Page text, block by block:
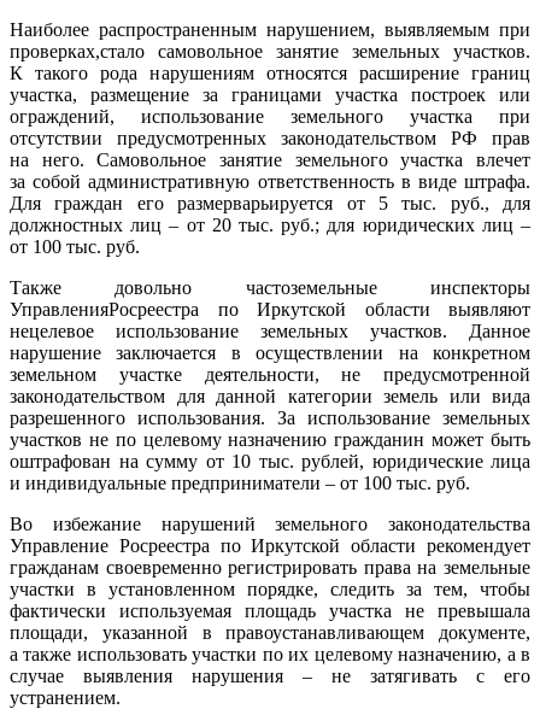
Наиболее распространенным нарушением, выявляемым при
проверках,стало самовольное занятие земельных участков.
К такого рода нарушениям относятся расширение границ
участка, размещение за границами участка построек или
ограждений, использование земельного участка при
отсутствии предусмотренных законодательством РФ прав
на него. Самовольное занятие земельного участка влечет
за собой административную ответственность в виде штрафа.
Для граждан его размерварьируется от 5 тыс. руб., для
должностных лиц – от 20 тыс. руб.; для юридических лиц –
от 100 тыс. руб.
Также довольно частоземельные инспекторы
УправленияРосреестра по Иркутской области выявляют
нецелевое использование земельных участков. Данное
нарушение заключается в осуществлении на конкретном
земельном участке деятельности, не предусмотренной
законодательством для данной категории земель или вида
разрешенного использования. За использование земельных
участков не по целевому назначению гражданин может быть
оштрафован на сумму от 10 тыс. рублей, юридические лица
и индивидуальные предприниматели – от 100 тыс. руб.
Во избежание нарушений земельного законодательства
Управление Росреестра по Иркутской области рекомендует
гражданам своевременно регистрировать права на земельные
участки в установленном порядке, следить за тем, чтобы
фактически используемая площадь участка не превышала
площади, указанной в правоустанавливающем документе,
а также использовать участки по их целевому назначению, а в
случае выявления нарушения – не затягивать с его
устранением.